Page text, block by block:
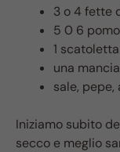
3 o 4 fette
5 0 6
1
una
sale,
Iniziamo subito
secco e meglio